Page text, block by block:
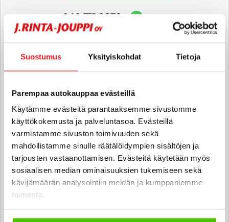
Suostumus Yksityiskohdat Tietoja
Parempaa autokauppaa evästeillä
Käytämme evästeitä parantaaksemme sivustomme
käyttökokemusta ja palveluntasoa. Evästeillä
varmistamme sivuston toimivuuden sekä
mahdollistamme sinulle räätälöidympien sisältöjen ja
tarjousten vastaanottamisen. Evästeitä käytetään myös
sosiaalisen median ominaisuuksien tukemiseen sekä
kävijämäärän analysointiin meidän ja kumppaniemme
toimesta.
040 711 9832
Vili Saukko
Automyyjä FI
040 711 3938
Fanny Särkinen
Automyyjä FI | EN
fanny.sarkinen@rintajouppi.fi